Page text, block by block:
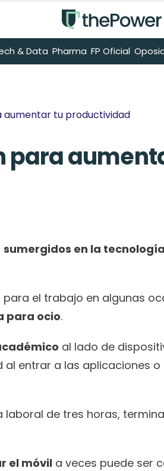
& Data Pharma FP Oficial
aumentar tu productividad
para
sumergidos en la
el trabajo en algunas
para ocio.
al lado de
entrar a las aplicaciones
de tres horas,
el móvil a veces puede ser